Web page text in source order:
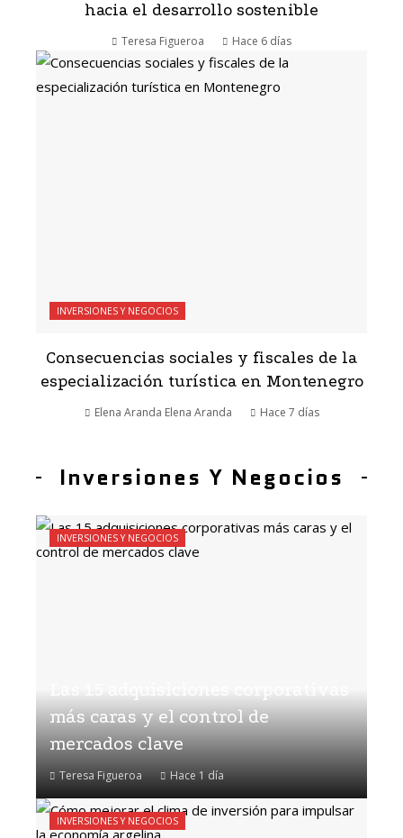
hacia el desarrollo sostenible
Teresa Figueroa Hace 6 días
INVERSIONES Y NEGOCIOS
Consecuencias sociales y fiscales de la
especialización turística en Montenegro
Elena Aranda Elena Aranda Hace 7 días
Inversiones Y Negocios
más caras y el control de
mercados clave
Teresa Figueroa Hace 1 día
INVERSIONES Y NEGOCIOS
INVERSIONES Y NEGOCIOS